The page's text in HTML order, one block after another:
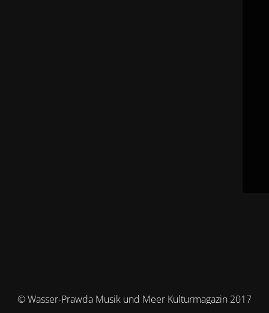
© Wasser-Prawda Musik und Meer Kulturmagazin 2017